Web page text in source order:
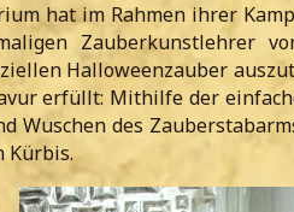
hat im Rahmen ihrer
Zauberkunstlehrer
Halloweenzauber
erfüllt: Mithilfe der
Wuschen des
Kürbis.